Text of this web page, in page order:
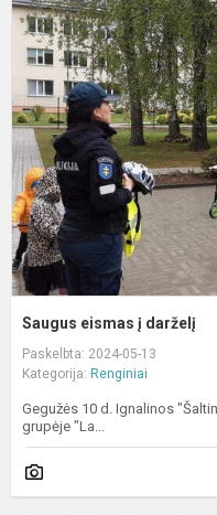
Saugus eismas į darželį
Paskelbta: 2024-05-13
Kategorija: Renginiai
Gegužės 10 d. Ignalinos
grupėje "La...